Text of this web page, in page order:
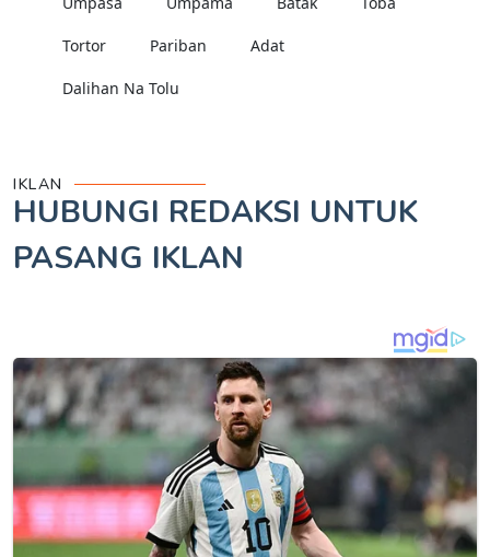
Tortor Pariban Adat
Dalihan Na Tolu
IKLAN
HUBUNGI REDAKSI UNTUK
PASANG IKLAN